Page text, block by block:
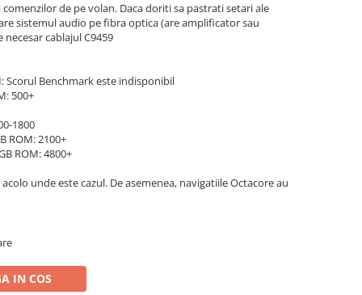
de pe volan. Daca doriti sa pastrati setari ale
sistemul audio pe fibra optica (are amplificator sau
cablajul C9459
Scorul Benchmark este indisponibil
500+
1800
ROM: 2100+
ROM: 4800+
unde este cazul. De asemenea, navigatiile Octacore au
IN COS